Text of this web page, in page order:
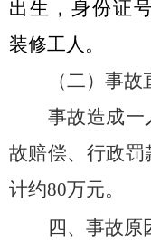
出生，身份证号
装修工人。
（二）事
事故造成一
故赔偿、行政罚
计约80万元。
四、事故原